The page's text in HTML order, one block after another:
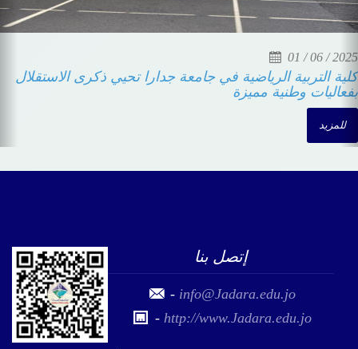
01 / 06 / 2025
كلية التربية الرياضية في جامعة جدارا تحيي ذكرى الاستقلال
بفعاليات وطنية مميزة
للمزيد
إتصل بنا
- info@Jadara.edu.jo
- http://www.Jadara.edu.jo